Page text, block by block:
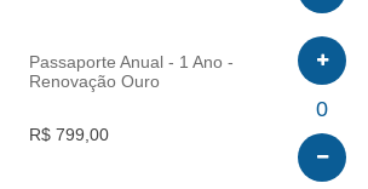
Passaporte Anual - 1 Ano -
Renovação Ouro
R$ 799,00
0